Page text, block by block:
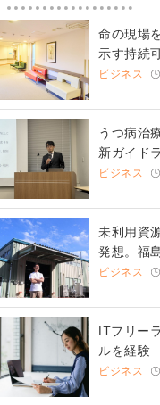
命の現場
示す持続
ビジネス
うつ病治
新ガイド
ビジネス
未利用資
発想。福
ビジネス
ITフリー
ルを経験
ビジネス